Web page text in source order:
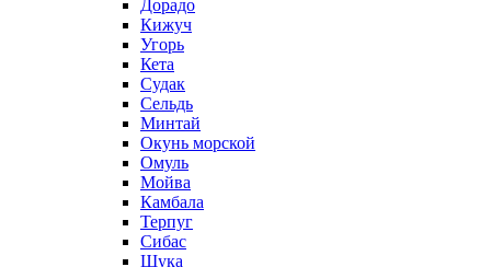
Дорадо
Кижуч
Угорь
Кета
Судак
Сельдь
Минтай
Окунь морской
Омуль
Мойва
Камбала
Терпуг
Сибас
Щука